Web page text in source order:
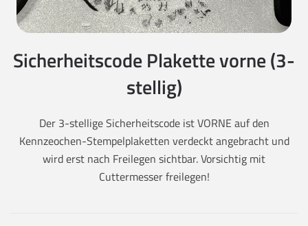
Sicherheitscode Plakette vorne (3-
stellig)
Der 3-stellige Sicherheitscode ist VORNE auf den
Kennzeochen-Stempelplaketten verdeckt angebracht und
wird erst nach Freilegen sichtbar. Vorsichtig mit
Cuttermesser freilegen!